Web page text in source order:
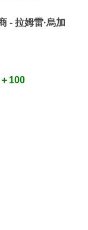
- 拉姆雷·烏加
100